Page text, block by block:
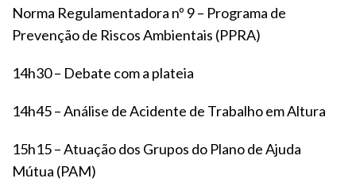
Norma Regulamentadora nº 9 – Programa de
Prevenção de Riscos Ambientais (PPRA)
14h30 – Debate com a plateia
14h45 – Análise de Acidente de Trabalho em Altura
15h15 – Atuação dos Grupos do Plano de Ajuda
Mútua (PAM)